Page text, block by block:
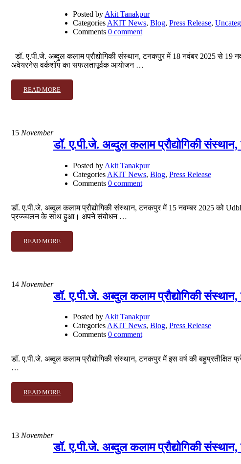
Posted by Akit Tanakpur
Categories AKIT News, Blog, Press Release,
Comments 0 comment
डॉ. ए.पी.जे. अब्दुल कलाम प्रौद्योगिकी संस्थान, टनकपुर में 18 नवंबर 2025 से 19
अवेयरनेस वर्कशॉप का सफलतापूर्वक आयोजन …
READ MORE
15 November
डॉ. ए.पी.जे. अब्दुल कलाम प्रौद्योगिकी
Posted by Akit Tanakpur
Categories AKIT News, Blog, Press Release
Comments 0 comment
डॉ. ए.पी.जे. अब्दुल कलाम प्रौद्योगिकी संस्थान, टनकपुर में 15 नवम्बर 2025 को
प्रज्ज्वलन के साथ हुआ। अपने संबोधन …
READ MORE
14 November
डॉ. ए.पी.जे. अब्दुल कलाम प्रौद्योगिकी
Posted byAkit Tanakpur
CategoriesAKIT News, Blog, Press Release
Comments 0 comment
डॉ. ए.पी.जे. अब्दुल कलाम प्रौद्योगिकी संस्थान, टनकपुर में इस वर्ष की
…
READ MORE
13 November
डॉ. ए.पी.जे. अब्दुल कलाम प्रौद्योगिकी